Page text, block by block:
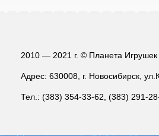
2010 — 2021 г. © Планета Игрушек
Адрес: 630008, г. Новосибирск,
Тел.: (383) 354-33-62, (383) 291-